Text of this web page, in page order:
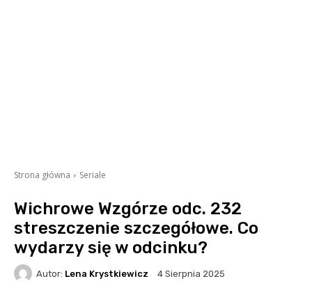
Strona główna Seriale
Wichrowe Wzgórze odc. 232
streszczenie szczegółowe. Co
wydarzy się w odcinku?
Autor: Lena Krystkiewicz 4 Sierpnia 2025